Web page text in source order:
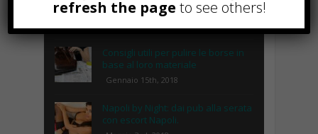
serve e come costruirlo
Consigli utili per pulire le borse in
base al loro materiale
Gennaio 15th, 2018
Napoli by Night: dai pub alla serata
con escort Napoli.
refresh the page to see others!